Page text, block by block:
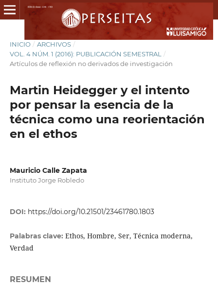
INICIO / ARCHIVOS /
VOL. 4 NÚM. 1 (2016): PUBLICACIÓN SEMESTRAL
/
Artículos de reflexión no derivados de investigación
Martin Heidegger y el intento
por pensar la esencia de la
técnica como una reorientación
en el ethos
Mauricio Calle Zapata
Instituto Jorge Robledo
DOI: https://doi.org/10.21501/23461780.1803
Palabras clave: Ethos, Hombre, Ser, Técnica moderna,
Verdad
RESUMEN